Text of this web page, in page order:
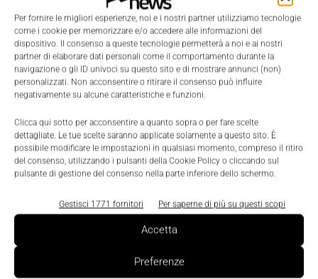
Per fornire le migliori esperienze, noi e i nostri partner utilizziamo tecnologie
come i cookie per memorizzare e/o accedere alle informazioni del
dispositivo. Il consenso a queste tecnologie permetterà a noi e ai nostri
partner di elaborare dati personali come il comportamento durante la
navigazione o gli ID univoci su questo sito e di mostrare annunci (non)
personalizzati. Non acconsentire o ritirare il consenso può influire
negativamente su alcune caratteristiche e funzioni.
Clicca qui sotto per acconsentire a quanto sopra o per fare scelte
dettagliate. Le tue scelte saranno applicate solamente a questo sito. È
possibile modificare le impostazioni in qualsiasi momento, compreso il ritiro
del consenso, utilizzando i pulsanti della Cookie Policy o cliccando sul
pulsante di gestione del consenso nella parte inferiore dello schermo.
Gestisci 1771 fornitori Per saperne di più su questi scopi
Accetta
Preferenze
Carico-scarico macchina utensilesemplificato e
flessibile, grazie ad accessori UR+ e applicativi
software plug&play per rapido interfacciamento tra
robot e macchina;
Un’applicazione di controllo qualità con sistema di
visione;
dimensionalein tempo mascheratousando il dato
generato dalgripper collaborativo integrato al cobot;
Un’applicazione di pick&place e assemblaggio